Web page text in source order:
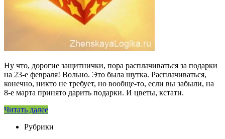
Ну что, дорогие защитнички, пора расплачиваться за подарки
на 23-е февраля! Вольно. Это была шутка. Расплачиваться,
конечно, никто не требует, но вообще-то, если вы забыли, на
8-е марта принято дарить подарки. И цветы, кстати.
Читать далее
Рубрики